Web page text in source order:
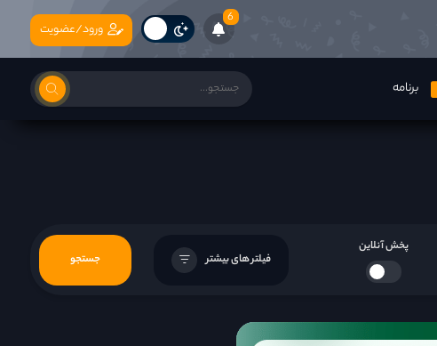
6
برنامه
ورود/عضویت
پخش آنلاین
فیلتر های بیشتر جستجو